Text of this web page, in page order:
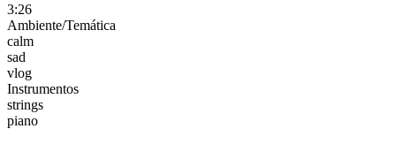
3:26
Ambiente/Temática
calm
sad
vlog
Instrumentos
strings
piano